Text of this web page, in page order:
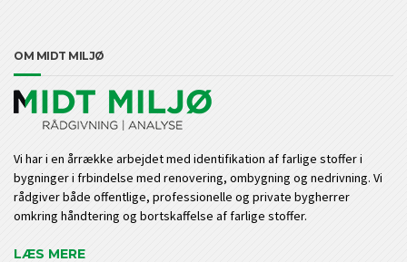
OM MIDT MILJØ
Vi har i en årrække arbejdet med identifikation af farlige stoffer i
bygninger i frbindelse med renovering, ombygning og nedrivning. Vi
rådgiver både offentlige, professionelle og private bygherrer
omkring håndtering og bortskaffelse af farlige stoffer.
LÆS MERE